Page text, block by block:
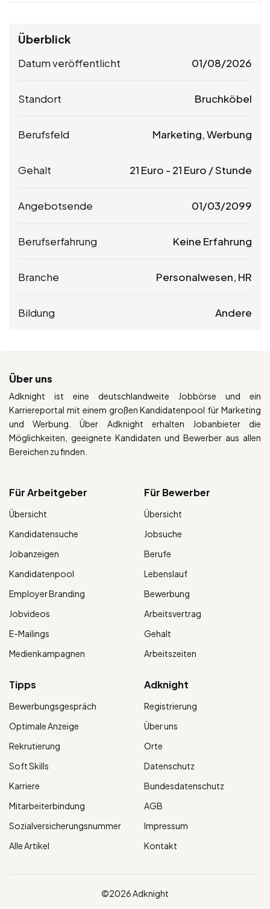
Überblick
Datum veröffentlicht 01/08/2026
Standort Bruchköbel
Berufsfeld Marketing, Werbung
Gehalt 21 Euro - 21 Euro / Stunde
Angebotsende 01/03/2099
Berufserfahrung Keine Erfahrung
Branche Personalwesen, HR
Bildung Andere
Über uns
Adknight ist eine deutschlandweite Jobbörse und ein
Karriereportal mit einem großen Kandidatenpool für Marketing
und Werbung. Über Adknight erhalten Jobanbieter die
Möglichkeiten, geeignete Kandidaten und Bewerber aus allen
Bereichen zu finden.
Für Arbeitgeber
Übersicht
Kandidatensuche
Jobanzeigen
Kandidatenpool
Employer Branding
Jobvideos
E-Mailings
Medienkampagnen
Für Bewerber
Übersicht
Jobsuche
Berufe
Lebenslauf
Bewerbung
Arbeitsvertrag
Gehalt
Arbeitszeiten
Tipps
Bewerbungsgespräch
Optimale Anzeige
Rekrutierung
Soft Skills
Karriere
Mitarbeiterbindung
Sozialversicherungsnummer
Alle Artikel
Adknight
Registrierung
Über uns
Orte
Datenschutz
Bundesdatenschutz
AGB
Impressum
Kontakt
©2026 Adknight